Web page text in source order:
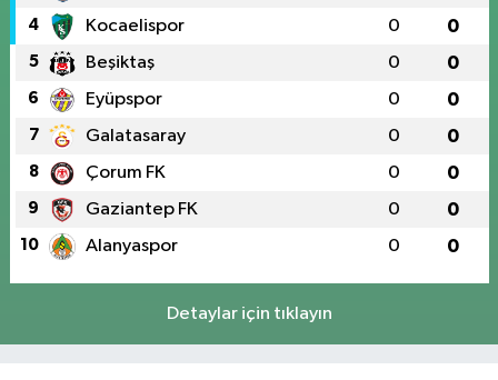
4 Kocaelispor 0 0
5 Beşiktaş 0 0
6 Eyüpspor 0 0
7 Galatasaray 0 0
8 Çorum FK 0 0
9 Gaziantep FK 0 0
10 Alanyaspor 0 0
Detaylar için tıklayın